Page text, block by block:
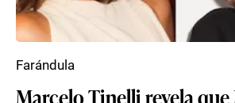
Marcelo Tinelli revela
Farándula